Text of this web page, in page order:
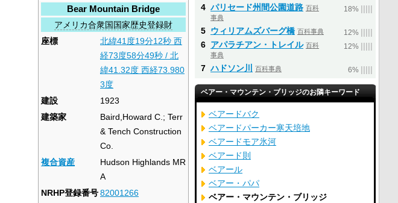
Bear Mountain Bridge
アメリカ合衆国国家歴史登録財
座標
北緯41度19分12秒 西
経73度58分49秒 / 北
緯41.32度 西経73.980
3度
建設
1923
建築家
Baird,Howard C.; Terr
& Tench Construction
Co.
複合資産
Hudson Highlands MR
A
NRHP登録番号82001266
4 パリセード州間公園道路 百科
事典
18%
5 ウィリアムズバーグ橋 百科事典 12%
6 アパラチアン・トレイル 百科
事典
12%
7 ハドソン川 百科事典 6%
ベアー・マウンテン・ブリッジのお隣キーワード
ベアードバク
ベアードパーカー寒天培地
ベアードモア氷河
ベアード則
ベアール
ベアー・パパ
ベアー・マウンテン・ブリッジ